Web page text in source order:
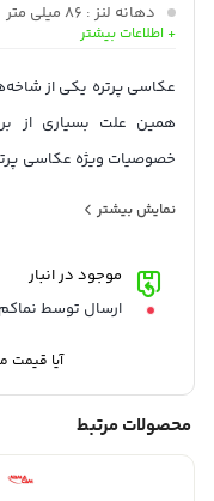
دهانه لنز : 86 میلی متر
دیافراگم: 9 تیغه
+ اطلاعات بیشتر
عکاسی پرتره یکی از
همین علت بسیاری از
خصوصیات ویژه عکاسی
نمایش بیشتر
موجود در انبار
ارسال توسط نماکم
آیا قیمت
محصولات مرتبط